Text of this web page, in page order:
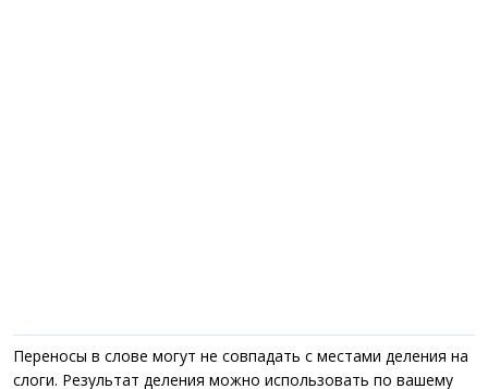
Переносы в слове могут не совпадать с местами деления на
слоги. Результат деления можно использовать по вашему